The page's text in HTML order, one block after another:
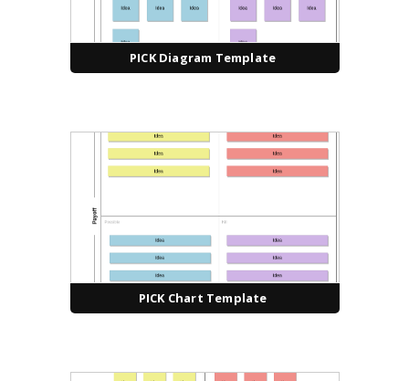
PICK Diagram Template
PICK Chart Template